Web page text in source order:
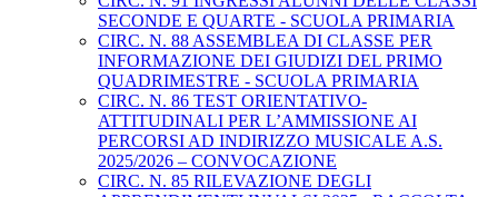
SECONDE E QUARTE - SCUOLA PRIMARIA
CIRC. N. 88 ASSEMBLEA DI CLASSE PER
INFORMAZIONE DEI GIUDIZI DEL PRIMO
QUADRIMESTRE - SCUOLA PRIMARIA
CIRC. N. 86 TEST ORIENTATIVO-
ATTITUDINALI PER L’AMMISSIONE AI
PERCORSI AD INDIRIZZO MUSICALE A.S.
2025/2026 – CONVOCAZIONE
CIRC. N. 85 RILEVAZIONE DEGLI